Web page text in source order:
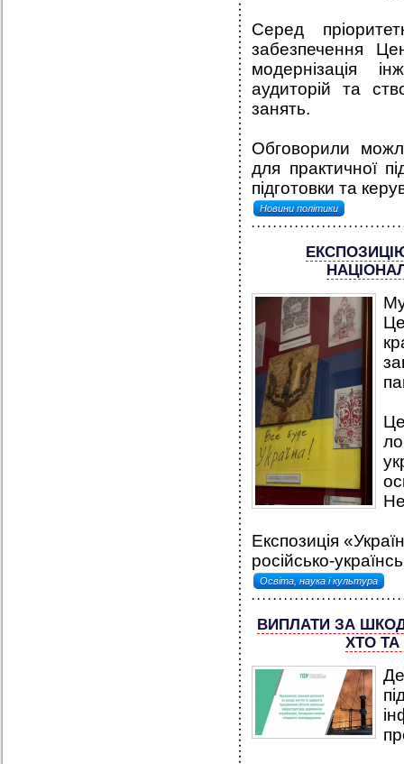
Серед
забезпечення
модернізація
аудиторій та
занять.
Обговорили
для практичної
підготовки та
Новини політики
Експозиція
російсько-
Освіта, наука і культура
ВИПЛАТИ ЗА
ХТО